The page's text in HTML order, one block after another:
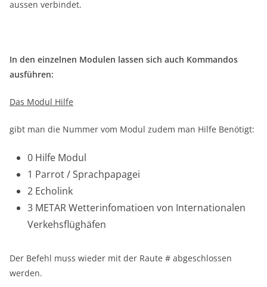
aussen verbindet.
In den einzelnen Modulen lassen sich auch Kommandos
ausführen:
Das Modul Hilfe
gibt man die Nummer vom Modul zudem man Hilfe Benötigt:
0 Hilfe Modul
1 Parrot / Sprachpapagei
2 Echolink
3 METAR Wetterinfomatioen von Internationalen
Verkehsflüghäfen
Der Befehl muss wieder mit der Raute # abgeschlossen
werden.